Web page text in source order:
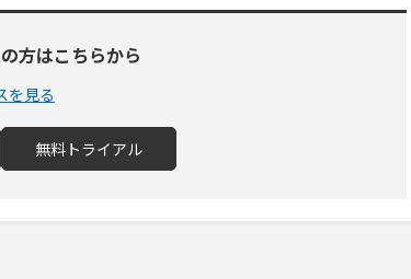
方はこちらから
を見る
無料トライアル